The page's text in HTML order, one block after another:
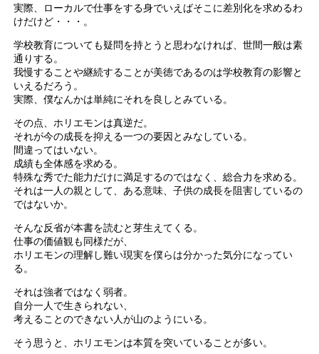
実際、ローカルで仕事をする身でいえばそこに差別化を求めるわ
けだけど・・・。
学校教育についても疑問を持とうと思わなければ、世間一般は素
通りする。
我慢することや継続することが美徳であるのは学校教育の影響と
いえるだろう。
実際、僕なんかは単純にそれを良しとみている。
その点、ホリエモンは真逆だ。
それが今の成長を抑える一つの要因とみなしている。
間違ってはいない。
成績も全体感を求める。
特殊な秀でた能力だけに満足するのではなく、総合力を求める。
それは一人の親として、ある意味、子供の成長を阻害しているの
ではないか。
そんな反省が本書を読むと芽生えてくる。
仕事の価値観も同様だが、
ホリエモンの理解し難い現実を僕らは分かった気分になってい
る。
それは強者ではなく弱者。
自分一人で生きられない、
考えることのできない人が山のようにいる。
そう思うと、ホリエモンは本質を突いていることが多い。